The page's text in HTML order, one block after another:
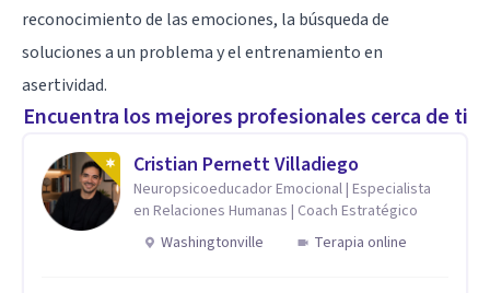
reconocimiento de las emociones, la búsqueda de
soluciones a un problema y el entrenamiento en
asertividad.
Encuentra los mejores profesionales cerca de ti
Cristian Pernett Villadiego
Neuropsicoeducador Emocional | Especialista
en Relaciones Humanas | Coach Estratégico
Washingtonville
Terapia online